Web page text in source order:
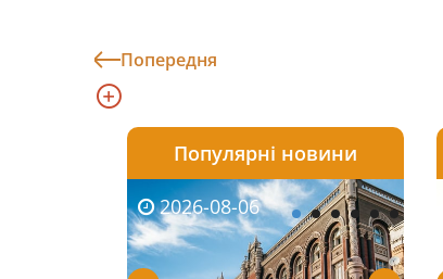
Попередня
Популярні новини
2026-08-06
2026-08-03